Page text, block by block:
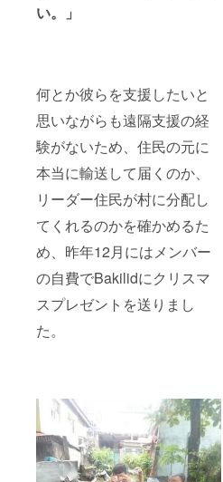
い。」
何とか彼らを支援したいと
思いながらも遠隔支援の経
験がないため、住民の元に
本当に輸送して届くのか、
リーダー住民が村に分配し
てくれるのかを確かめるた
め、昨年12月にはメンバー
の自費でBakilidにクリスマ
スプレゼントを送りまし
た。